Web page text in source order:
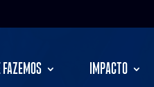
FAZEMOS IMPACTO